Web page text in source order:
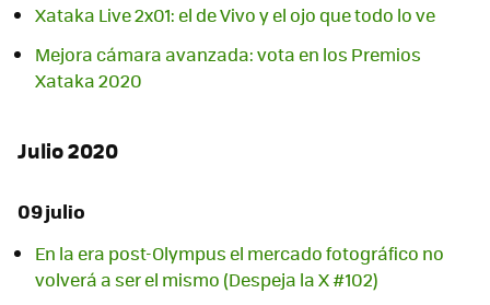
Xataka Live 2x01: el de Vivo y el ojo que todo lo ve
Mejora cámara avanzada: vota en los Premios
Xataka 2020
Julio 2020
09 julio
En la era post-Olympus el mercado fotográfico no
volverá a ser el mismo (Despeja la X #102)